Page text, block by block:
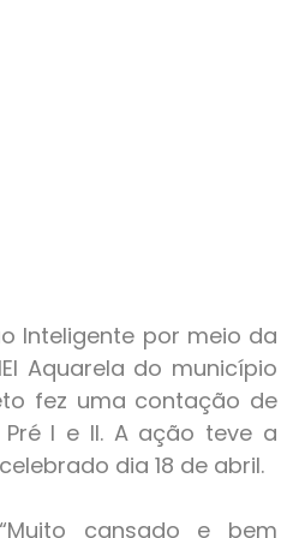
Aquarela do município
fez uma contação de
I e II. A ação teve a
dia 18 de abril.